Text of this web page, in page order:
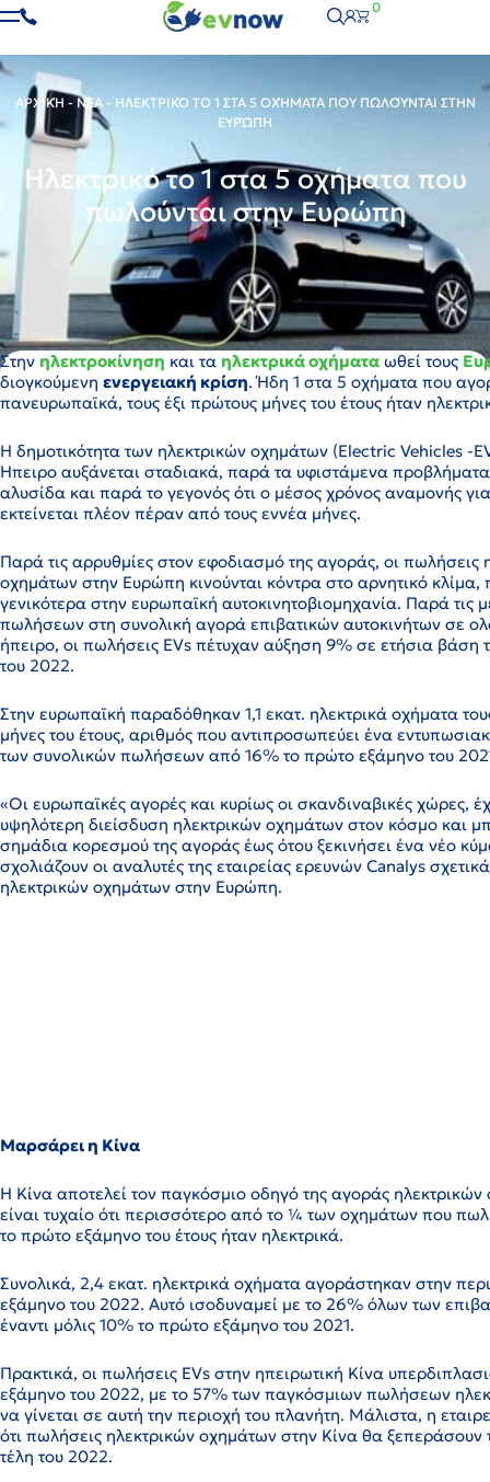
0
ΑΡΧΙΚΉ - ΝΈΑ - ΗΛΕΚΤΡΙΚΌ ΤΟ 1 ΣΤΑ 5 ΟΧΉΜΑΤΑ ΠΟΥ ΠΩΛΟΎΝΤΑΙ ΣΤΗΝ
ΕΥΡΏΠΗ
Ηλεκτρικό το 1 στα 5 οχήματα που
πωλούνται στην Ευρώπη
Στην ηλεκτροκίνηση και τα ηλεκτρικά οχήματα ωθεί τους
διογκούμενη ενεργειακή κρίση. Ήδη 1 στα 5 οχήματα που
πανευρωπαϊκά, τους έξι πρώτους μήνες του έτους ήταν
Η δημοτικότητα των ηλεκτρικών οχημάτων (Electric Vehicles -
Ήπειρο αυξάνεται σταδιακά, παρά τα υφιστάμενα
αλυσίδα και παρά το γεγονός ότι ο μέσος χρόνος αναμονής
εκτείνεται πλέον πέραν από τους εννέα μήνες.
Παρά τις αρρυθμίες στον εφοδιασμό της αγοράς, οι πωλήσεις
οχημάτων στην Ευρώπη κινούνται κόντρα στο αρνητικό κλίμα,
γενικότερα στην ευρωπαϊκή αυτοκινητοβιομηχανία. Παρά τις
πωλήσεων στη συνολική αγορά επιβατικών αυτοκινήτων σε
ήπειρο, οι πωλήσεις EVs πέτυχαν αύξηση 9% σε ετήσια βάση
του 2022.
Στην ευρωπαϊκή παραδόθηκαν 1,1 εκατ. ηλεκτρικά οχήματα
μήνες του έτους, αριθμός που αντιπροσωπεύει ένα
των συνολικών πωλήσεων από 16% το πρώτο εξάμηνο του
«Οι ευρωπαϊκές αγορές και κυρίως οι σκανδιναβικές χώρες,
υψηλότερη διείσδυση ηλεκτρικών οχημάτων στον κόσμο και
σημάδια κορεσμού της αγοράς έως ότου ξεκινήσει ένα νέο
σχολιάζουν οι αναλυτές της εταιρείας ερευνών Canalys
ηλεκτρικών οχημάτων στην Ευρώπη.
Μαρσάρει η Κίνα
Η Κίνα αποτελεί τον παγκόσμιο οδηγό της αγοράς
είναι τυχαίο ότι περισσότερο από το ¼ των οχημάτων που
το πρώτο εξάμηνο του έτους ήταν ηλεκτρικά.
Συνολικά, 2,4 εκατ. ηλεκτρικά οχήματα αγοράστηκαν στην
εξάμηνο του 2022. Αυτό ισοδυναμεί με το 26% όλων των
έναντι μόλις 10% το πρώτο εξάμηνο του 2021.
Πρακτικά, οι πωλήσεις EVs στην ηπειρωτική Κίνα
εξάμηνο του 2022, με το 57% των παγκόσμιων πωλήσεων
να γίνεται σε αυτή την περιοχή του πλανήτη. Μάλιστα, η
ότι πωλήσεις ηλεκτρικών οχημάτων στην Κίνα θα ξεπεράσουν
τέλη του 2022.